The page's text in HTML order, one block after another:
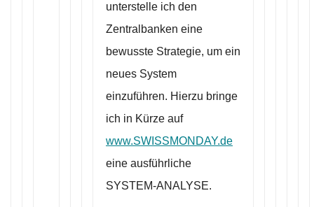
unterstelle ich den
Zentralbanken eine
bewusste Strategie, um ein
neues System
einzuführen. Hierzu bringe
ich in Kürze auf
www.SWISSMONDAY.de
eine ausführliche
SYSTEM-ANALYSE.